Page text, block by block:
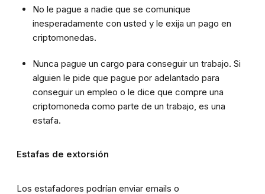
No le pague a nadie que se comunique
inesperadamente con usted y le exija un pago en
criptomonedas.
Nunca pague un cargo para conseguir un trabajo. Si
alguien le pide que pague por adelantado para
conseguir un empleo o le dice que compre una
criptomoneda como parte de un trabajo, es una
estafa.
Estafas de extorsión
Los estafadores podrían enviar emails o